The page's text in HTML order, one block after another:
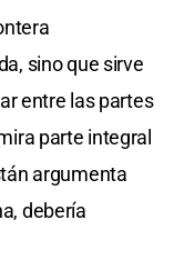
sino que sirve
entre las partes
parte integral
argumenta
debería